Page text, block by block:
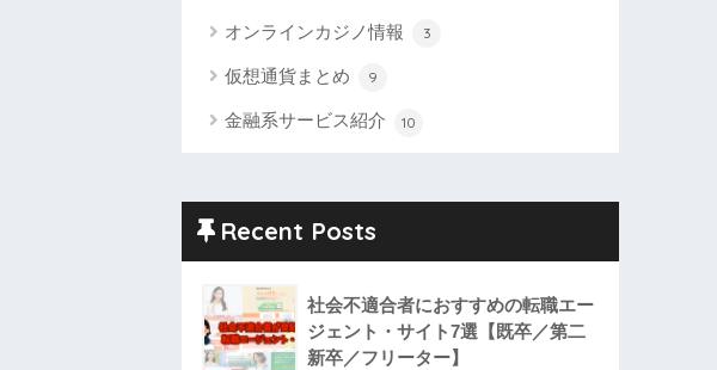
オンラインカジノ情報 3
仮想通貨まとめ 9
金融系サービス紹介 10
Recent Posts
社会不適合者におすすめの転職エー
ジェント・サイト7選【既卒／第二
新卒／フリーター】